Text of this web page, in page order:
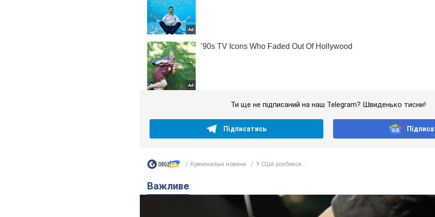
Ти ще не підписаний на наш Telegram? Швиденько тисни!
Підписатись
Кримінальні новини У США розбився...
Важливе